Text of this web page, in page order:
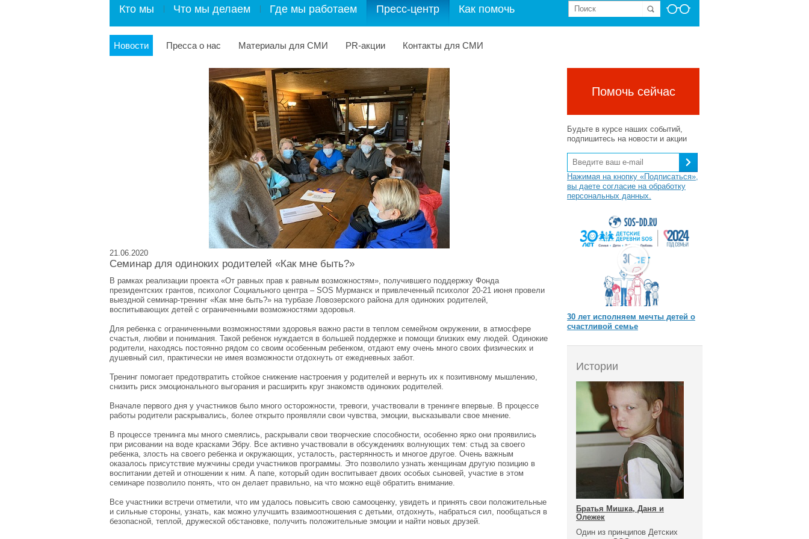
Кто мы Что мы делаем Где мы работаем Пресс-центр Как помочь
Новости Пресса о нас Материалы для СМИ PR-акции Контакты для СМИ
21.06.2020
Семинар для одиноких родителей «Как мне быть?»
В рамках реализации проекта «От равных прав к равным возможностям», получившего поддержку Фонда
президентских грантов, психолог Социального центра – SOS Мурманск и привлеченный психолог 20-21 июня провели
выездной семинар-тренинг «Как мне быть?» на турбазе Ловозерского района для одиноких родителей,
воспитывающих детей с ограниченными возможностями здоровья.
Для ребенка с ограниченными возможностями здоровья важно расти в теплом семейном окружении, в атмосфере
счастья, любви и понимания. Такой ребенок нуждается в большей поддержке и помощи близких ему людей. Одинокие
родители, находясь постоянно рядом со своим особенным ребенком, отдают ему очень много своих физических и
душевный сил, практически не имея возможности отдохнуть от ежедневных забот.
Тренинг помогает предотвратить стойкое снижение настроения у родителей и вернуть их к позитивному мышлению,
снизить риск эмоционального выгорания и расширить круг знакомств одиноких родителей.
Вначале первого дня у участников было много осторожности, тревоги, участвовали в тренинге впервые. В процессе
работы родители раскрывались, более открыто проявляли свои чувства, эмоции, высказывали свое мнение.
В процессе тренинга мы много смеялись, раскрывали свои творческие способности, особенно ярко они проявились
при рисовании на воде красками Эбру. Все активно участвовали в обсуждениях волнующих тем: стыд за своего
ребенка, злость на своего ребенка и окружающих, усталость, растерянность и многое другое. Очень важным
оказалось присутствие мужчины среди участников программы. Это позволило узнать женщинам другую позицию в
воспитании детей и отношении к ним. А папе, который один воспитывает двоих особых сыновей, участие в этом
семинаре позволило понять, что он делает правильно, на что можно ещё обратить внимание.
Все участники встречи отметили, что им удалось повысить свою самооценку, увидеть и принять свои положительные
и сильные стороны, узнать, как можно улучшить взаимоотношения с детьми, отдохнуть, набраться сил, пообщаться в
безопасной, теплой, дружеской обстановке, получить положительные эмоции и найти новых друзей.
Помочь сейчас
Будьте в курсе наших событий,
подпишитесь на новости и акции
Нажимая на кнопку «Подписаться»,
вы даете согласие на обработку
персональных данных.
30 лет исполняем мечты детей о
счастливой семье
Истории
Братья Мишка, Даня и
Олежек
Один из принципов Детских